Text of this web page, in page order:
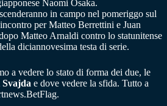
Naomi Osaka.
in campo nel pomeriggo sul
per Matteo Berrettini e Juan
Matteo Arnaldi contro lo statunitense
diciannovesima testa di serie.
a vedere lo stato di forma dei due, le
e dove vedere la sfida. Tutto a